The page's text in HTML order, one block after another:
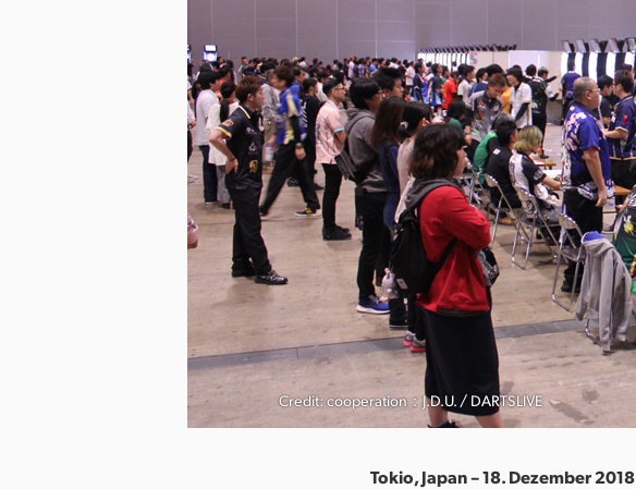
Credit: cooperation：J.D.U. / DARTSLIVE
Tokio, Japan – 18. Dezember 2018